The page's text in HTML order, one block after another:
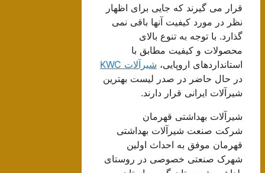
قرار می گیرند که جایی برای اظهار
نظر در مورد کیفیت آنها باقی نمی
گذارد. با توجه به تنوع بالای
محصولات و کیفیت مطابق با
استانداردهای اروپایی،شیرآلات KWC
در حال حاضر در صدر لیست بهترین
شیرآلات ایرانی قرار دارند.
شیرآلات بهداشتی قهرمان
شرکت صنعت شیرآلات بهداشتی
قهرمان موفق به احداث اولین
شهرک صنعتی خصوصی در روستای